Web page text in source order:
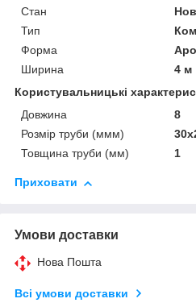
Стан
Тип
Форма
Ширина
4 м
Користувальницькі
Довжина
8
Розмір труби (ммм)
Товщина труби (мм)
1
Приховати
Умови доставки
Нова Пошта
Всі умови доставки